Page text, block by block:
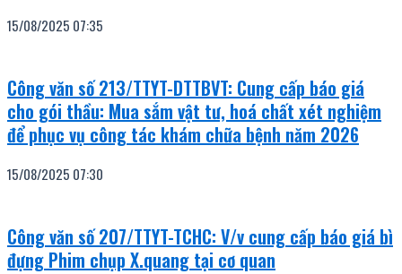
15/08/2025 07:35
Công văn số 213/TTYT-DTTBVT: Cung cấp báo giá
cho gói thầu: Mua sắm vật tư, hoá chất xét nghiệm
để phục vụ công tác khám chữa bệnh năm 2026
15/08/2025 07:30
Công văn số 207/TTYT-TCHC: V/v cung cấp báo giá bì
đựng Phim chụp X.quang tại cơ quan